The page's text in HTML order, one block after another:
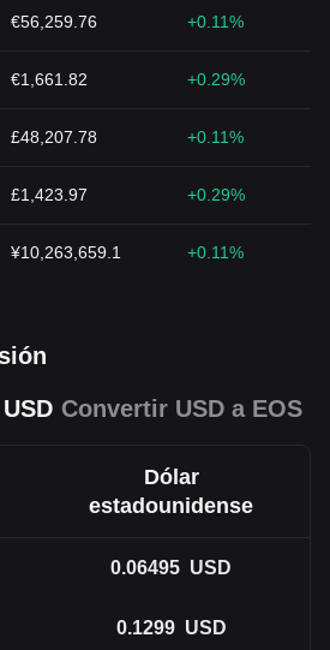
€56,259.76 +0.11%
€1,661.82 +0.29%
£48,207.78 +0.11%
£1,423.97 +0.29%
¥10,263,659.1 +0.11%
Convertir USD a EOS
Dólar
estadounidense
0.06495 USD
0.1299 USD